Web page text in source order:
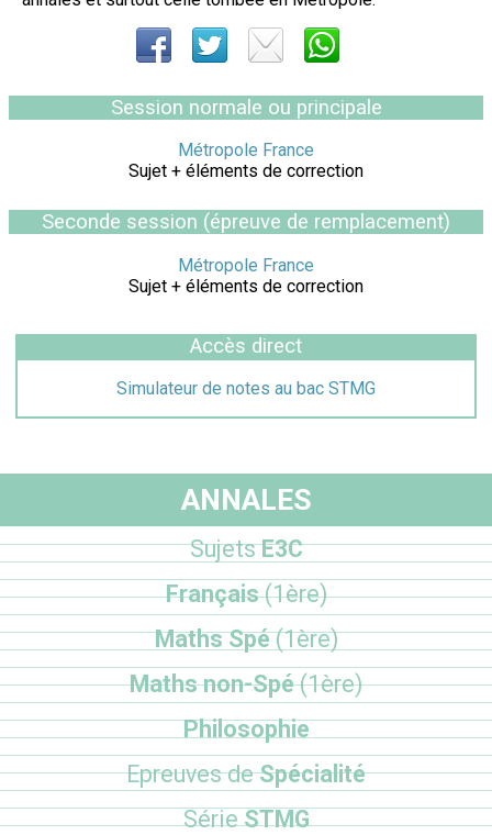
Session normale ou principale
Métropole France
Sujet + éléments de correction
Seconde session (épreuve de remplacement)
Métropole France
Sujet + éléments de correction
Accès direct
Simulateur de notes au bac STMG
ANNALES
SujetsE3C
Français(1ère)
Maths Spé(1ère)
Maths non-Spé(1ère)
Philosophie
Epreuves deSpécialité
SérieSTMG